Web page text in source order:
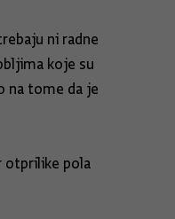
ni radne
koje su
na tome da je
otprilike pola